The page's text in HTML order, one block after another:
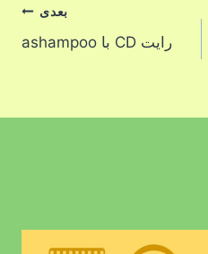
بعدی
رایت CD با ashampoo